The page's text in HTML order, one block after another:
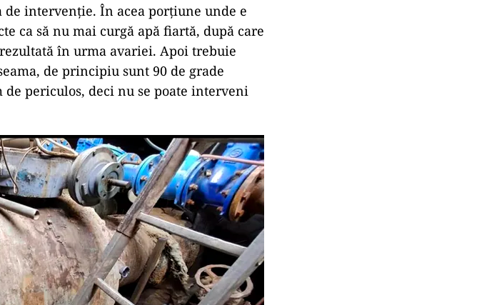
intervenție. În acea porțiune unde e
ca să nu mai curgă apă fiartă, după care
în urma avariei. Apoi trebuie
de principiu sunt 90 de grade
periculos, deci nu se poate interveni